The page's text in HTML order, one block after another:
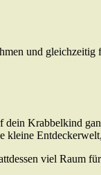
und
dein Krabbelkind
kleine
viel Raum